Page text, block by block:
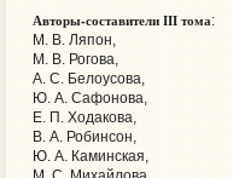
Авторы-составители III тома:
М. В. Ляпон,
М. В. Рогова,
А. С. Белоусова,
Ю. А. Сафонова,
Е. П. Ходакова,
В. А. Робинсон,
Ю. А. Каминская,